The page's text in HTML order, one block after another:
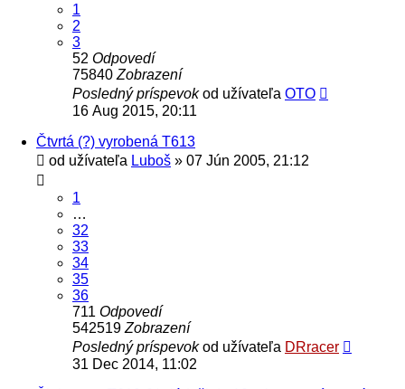
1
2
3
52 Odpovedí
75840 Zobrazení
Posledný príspevokod užívateľa OTO
16 Aug 2015, 20:11
Čtvrtá (?) vyrobená T613
od užívateľa Luboš » 07 Jún 2005, 21:12
1
…
32
33
34
35
36
711 Odpovedí
542519 Zobrazení
Posledný príspevokod užívateľa DRracer
31 Dec 2014, 11:02